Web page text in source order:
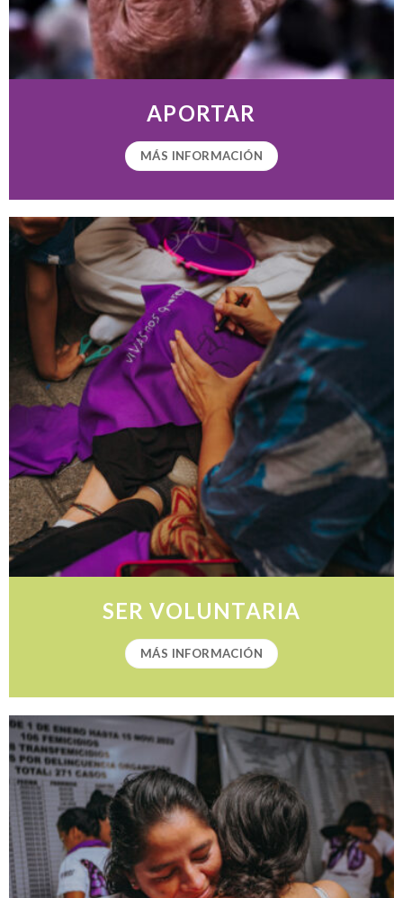
APORTAR
MÁS INFORMACIÓN
SER VOLUNTARIA
MÁS INFORMACIÓN